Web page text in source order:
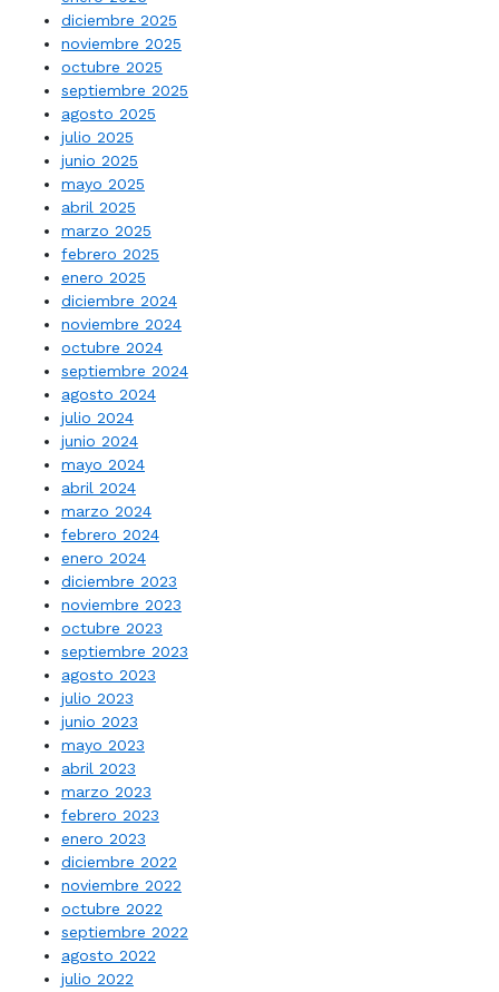
diciembre 2025
noviembre 2025
octubre 2025
septiembre 2025
agosto 2025
julio 2025
junio 2025
mayo 2025
abril 2025
marzo 2025
febrero 2025
enero 2025
diciembre 2024
noviembre 2024
octubre 2024
septiembre 2024
agosto 2024
julio 2024
junio 2024
mayo 2024
abril 2024
marzo 2024
febrero 2024
enero 2024
diciembre 2023
noviembre 2023
octubre 2023
septiembre 2023
agosto 2023
julio 2023
junio 2023
mayo 2023
abril 2023
marzo 2023
febrero 2023
enero 2023
diciembre 2022
noviembre 2022
octubre 2022
septiembre 2022
agosto 2022
julio 2022